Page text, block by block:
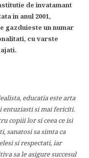
de invatamant
in anul 2001,
gazduieste un numar
cu varste
educatia este arta
entuziasti si mai fericiti.
copiii lor si ceea ce isi
sanatosi sa simta ca
si respectati, iar
sa le asigure succesul